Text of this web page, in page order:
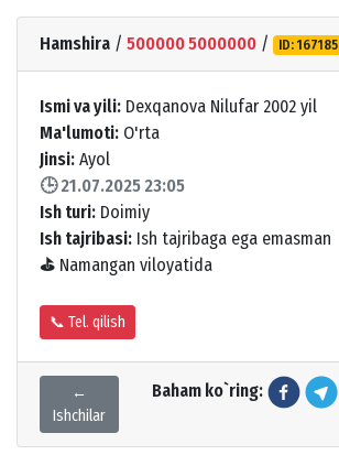
Hamshira / 500000 5000000 / ID: 167185
Ismi va yili: Dexqanova Nilufar 2002 yil
Ma'lumoti: O'rta
Jinsi: Ayol
🕒 21.07.2025 23:05
Ish turi: Doimiy
Ish tajribasi: Ish tajribaga ega emasman
⛳ Namangan viloyatida
📞 Tel. qilish
←
Ishchilar
Baham ko`ring: